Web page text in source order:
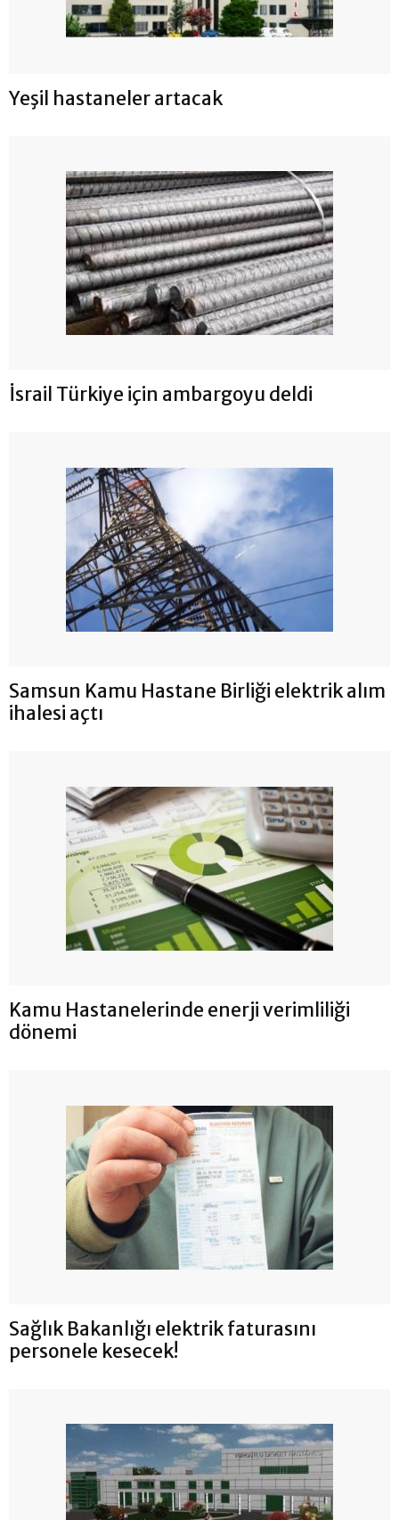
Yeşil hastaneler artacak
İsrail Türkiye için ambargoyu deldi
Samsun Kamu Hastane Birliği elektrik alım
ihalesi açtı
Kamu Hastanelerinde enerji verimliliği
dönemi
Sağlık Bakanlığı elektrik faturasını
personele kesecek!